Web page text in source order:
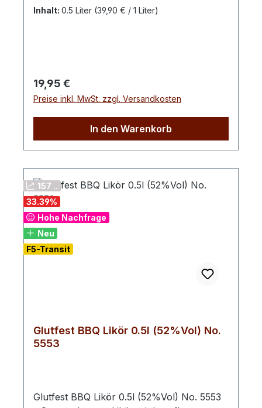
Mandelklassikers. Die samtige Konsistenz
raffiniertes Highlight in Desserts und
Backkreationen – diese Kreation verspricht
nostalgischen Charme mit einer Prise Luxus
verbindet. Ideal für besondere Momente
Inhalt: 0.5 Liter (39,90 € / 1 Liter)
Regulärer Preis:
19,95 €
Preise inkl. MwSt. zzgl. Versandkosten
In den Warenkorb
157 ..
33.39%
Hohe Nachfrage
Neu
F5-Transit
Glutfest BBQ Likör 0.5l (52%Vol) No.
5553
Glutfest BBQ Likör 0.5l (52%Vol) No. 5553